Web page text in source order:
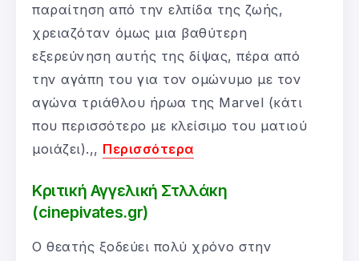
παραίτηση από την ελπίδα της ζωής,
χρειαζόταν όμως μια βαθύτερη
εξερεύνηση αυτής της δίψας, πέρα από
την αγάπη του για τον ομώνυμο με τον
αγώνα τριάθλου ήρωα της Marvel (κάτι
που περισσότερο με κλείσιμο του ματιού
μοιάζει).,, Περισσότερα
Κριτική Αγγελική Στλλάκη
(cinepivates.gr)
Ο θεατής ξοδεύει πολύ χρόνο στην